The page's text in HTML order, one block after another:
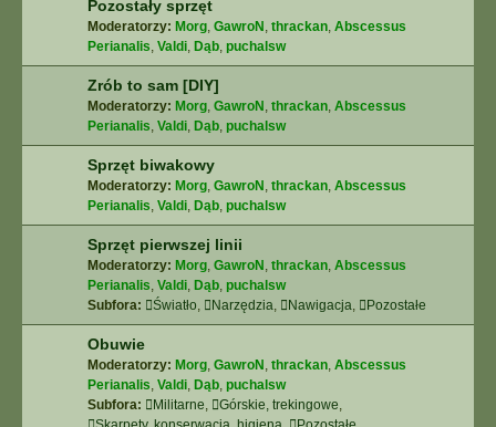
Pozostały sprzęt
Moderatorzy: Morg, GawroN , thrackan, Abscessus
Perianalis, Valdi, Dąb, puchalsw
Zrób to sam [DIY]
Moderatorzy: Morg, GawroN , thrackan, Abscessus
Perianalis, Valdi, Dąb, puchalsw
Sprzęt biwakowy
Moderatorzy: Morg, GawroN , thrackan, Abscessus
Perianalis, Valdi, Dąb, puchalsw
Sprzęt pierwszej linii
Moderatorzy: Morg, GawroN , thrackan, Abscessus
Perianalis, Valdi, Dąb, puchalsw
Subfora:
Światło, Narzędzia, Nawigacja, Pozostałe
Obuwie
Moderatorzy: Morg, GawroN , thrackan, Abscessus
Perianalis, Valdi, Dąb, puchalsw
Subfora:
Militarne, Górskie, trekingowe,